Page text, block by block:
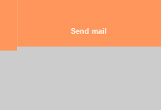
Send mail